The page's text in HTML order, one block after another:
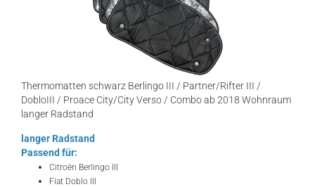
Thermomatten schwarz Berlingo III / Partner/Rifter III /
DobloIII / Proace City/City Verso / Combo ab 2018 Wohnraum
langer Radstand
langer Radstand
Passend für:
Citroën Berlingo III
Fiat Doblo III